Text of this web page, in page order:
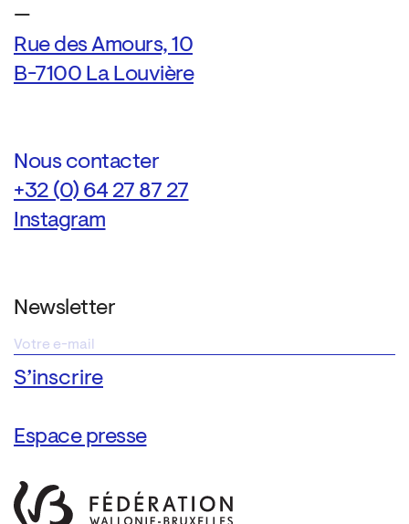
—
Rue des Amours, 10
B-7100 La Louvière
Nous contacter
+32 (0) 64 27 87 27
Instagram
Newsletter
Espace presse